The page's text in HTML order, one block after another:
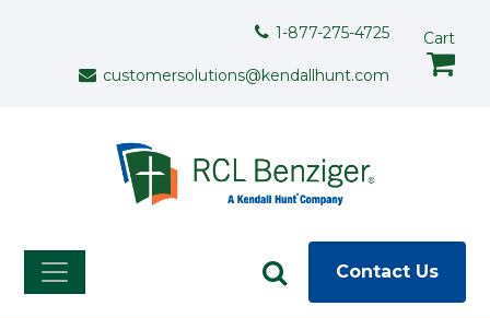
1-877-275-4725
customersolutions@kendallhunt.com
Cart
Contact Us